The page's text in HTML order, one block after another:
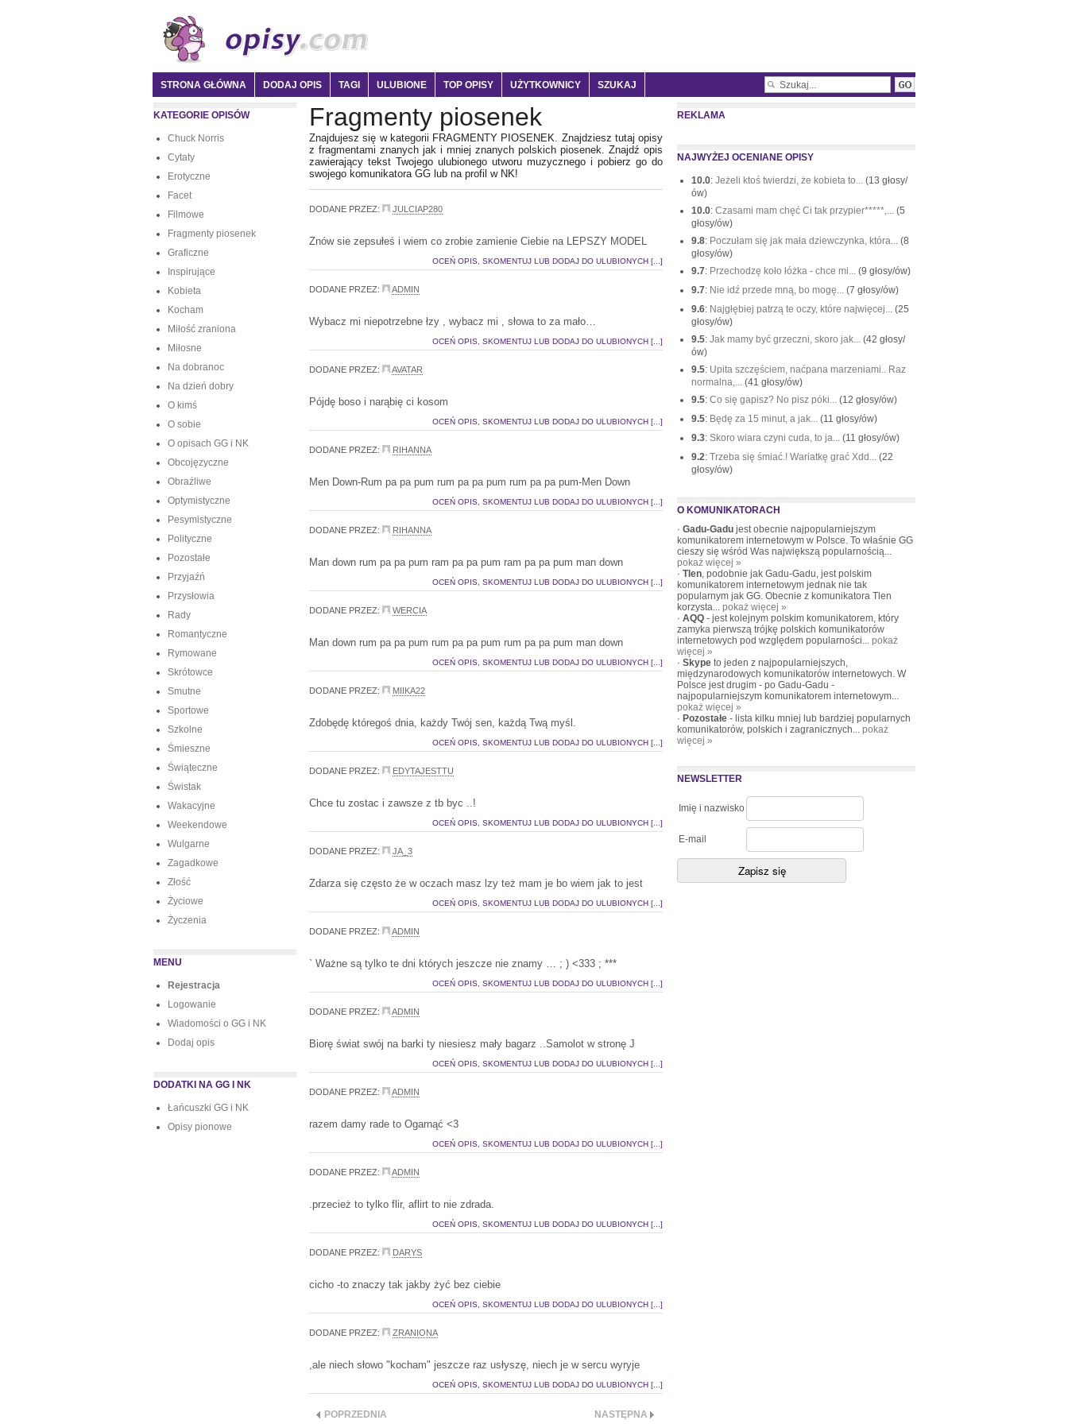
STRONA GŁÓWNA DODAJ OPIS TAGI ULUBIONE TOP OPISY UŻYTKOWNICY SZUKAJ
KATEGORIE OPISÓW
Chuck Norris
Cytaty
Erotyczne
Facet
Filmowe
Fragmenty piosenek
Graficzne
Inspirujące
Kobieta
Kocham
Miłość zraniona
Miłosne
Na dobranoc
Na dzień dobry
O kimś
O sobie
O opisach GG i NK
Obcojęzyczne
Obraźliwe
Optymistyczne
Pesymistyczne
Polityczne
Pozostałe
Przyjaźń
Przysłowia
Rady
Romantyczne
Rymowane
Skrótowce
Smutne
Sportowe
Szkolne
Śmieszne
Świąteczne
Świstak
Wakacyjne
Weekendowe
Wulgarne
Zagadkowe
Złość
Życiowe
Życzenia
MENU
Rejestracja
Logowanie
Wiadomości o GG i NK
Dodaj opis
DODATKI NA GG I NK
Łańcuszki GG i NK
Opisy pionowe
Fragmenty piosenek
Znajdujesz się w kategorii FRAGMENTY PIOSENEK. Znajdziesz tutaj opisy
z fragmentami znanych jak i mniej znanych polskich piosenek. Znajdź opis
zawierający tekst Twojego ulubionego utworu muzycznego i pobierz go do
swojego komunikatora GG lub na profil w NK!
DODANE PRZEZ: JULCIAP280
Znów sie zepsułeś i wiem co zrobie zamienie Ciebie na LEPSZY MODEL
OCEŃ OPIS, SKOMENTUJ LUB DODAJ DO ULUBIONYCH [...]
DODANE PRZEZ: ADMIN
Wybacz mi niepotrzebne łzy , wybacz mi , słowa to za mało…
OCEŃ OPIS, SKOMENTUJ LUB DODAJ DO ULUBIONYCH [...]
DODANE PRZEZ: AVATAR
Pójdę boso i narąbię ci kosom
OCEŃ OPIS, SKOMENTUJ LUB DODAJ DO ULUBIONYCH [...]
DODANE PRZEZ: RIHANNA
Men Down-Rum pa pa pum rum pa pa pum rum pa pa pum-Men Down
OCEŃ OPIS, SKOMENTUJ LUB DODAJ DO ULUBIONYCH [...]
DODANE PRZEZ: RIHANNA
Man down rum pa pa pum ram pa pa pum ram pa pa pum man down
OCEŃ OPIS, SKOMENTUJ LUB DODAJ DO ULUBIONYCH [...]
DODANE PRZEZ: WERCIA
Man down rum pa pa pum rum pa pa pum rum pa pa pum man down
OCEŃ OPIS, SKOMENTUJ LUB DODAJ DO ULUBIONYCH [...]
DODANE PRZEZ: MIIKA22
Zdobędę któregoś dnia, każdy Twój sen, każdą Twą myśl.
OCEŃ OPIS, SKOMENTUJ LUB DODAJ DO ULUBIONYCH [...]
DODANE PRZEZ: EDYTAJESTTU
Chce tu zostac i zawsze z tb byc ..!
OCEŃ OPIS, SKOMENTUJ LUB DODAJ DO ULUBIONYCH [...]
DODANE PRZEZ: JA_3
Zdarza się często że w oczach masz lzy też mam je bo wiem jak to jest
OCEŃ OPIS, SKOMENTUJ LUB DODAJ DO ULUBIONYCH [...]
DODANE PRZEZ: ADMIN
` Ważne są tylko te dni których jeszcze nie znamy … ; ) <333 ; ***
OCEŃ OPIS, SKOMENTUJ LUB DODAJ DO ULUBIONYCH [...]
DODANE PRZEZ: ADMIN
Biorę świat swój na barki ty niesiesz mały bagarz ..Samolot w stronę J
OCEŃ OPIS, SKOMENTUJ LUB DODAJ DO ULUBIONYCH [...]
DODANE PRZEZ: ADMIN
razem damy rade to Ogarnąć <3
OCEŃ OPIS, SKOMENTUJ LUB DODAJ DO ULUBIONYCH [...]
DODANE PRZEZ: ADMIN
.przecież to tylko flir, aflirt to nie zdrada.
OCEŃ OPIS, SKOMENTUJ LUB DODAJ DO ULUBIONYCH [...]
DODANE PRZEZ: DARYS
cicho -to znaczy tak jakby żyć bez ciebie
OCEŃ OPIS, SKOMENTUJ LUB DODAJ DO ULUBIONYCH [...]
DODANE PRZEZ: ZRANIONA
,ale niech słowo "kocham" jeszcze raz usłyszę, niech je w sercu wyryje
OCEŃ OPIS, SKOMENTUJ LUB DODAJ DO ULUBIONYCH [...]
POPRZEDNIA NASTĘPNA
REKLAMA
NAJWYŻEJ OCENIANE OPISY
10.0: Jeżeli ktoś twierdzi, że kobieta to... (13 głosy/
ów)
10.0: Czasami mam chęć Ci tak przypier*****,... (5
głosy/ów)
9.8: Poczułam się jak mała dziewczynka, która... (8
głosy/ów)
9.7: Przechodzę koło łóżka - chce mi... (9 głosy/ów)
9.7: Nie idź przede mną, bo mogę... (7 głosy/ów)
9.6: Najgłębiej patrzą te oczy, które najwięcej... (25
głosy/ów)
9.5: Jak mamy być grzeczni, skoro jak... (42 głosy/
ów)
9.5: Upita szczęściem, naćpana marzeniami.. Raz
normalna,... (41 głosy/ów)
9.5: Co się gapisz? No pisz póki... (12 głosy/ów)
9.5: Będę za 15 minut, a jak... (11 głosy/ów)
9.3: Skoro wiara czyni cuda, to ja... (11 głosy/ów)
9.2: Trzeba się śmiać.! Wariatkę grać Xdd... (22
głosy/ów)
O KOMUNIKATORACH
· Gadu-Gadu jest obecnie najpopularniejszym
komunikatorem internetowym w Polsce. To właśnie GG
cieszy się wśród Was największą popularnością...
pokaż więcej »
· Tlen, podobnie jak Gadu-Gadu, jest polskim
komunikatorem internetowym jednak nie tak
popularnym jak GG. Obecnie z komunikatora Tlen
korzysta... pokaż więcej »
· AQQ - jest kolejnym polskim komunikatorem, który
zamyka pierwszą trójkę polskich komunikatorów
internetowych pod względem popularności... pokaż
więcej »
· Skype to jeden z najpopularniejszych,
międzynarodowych komunikatorów internetowych. W
Polsce jest drugim - po Gadu-Gadu -
najpopularniejszym komunikatorem internetowym...
pokaż więcej »
· Pozostałe - lista kilku mniej lub bardziej popularnych
komunikatorów, polskich i zagranicznych... pokaż
więcej »
NEWSLETTER
Imię i nazwisko
E-mail